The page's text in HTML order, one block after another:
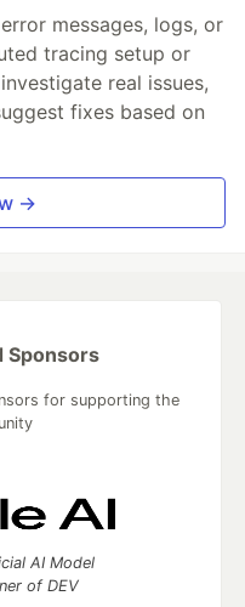
messages, logs, or
tracing setup or
real issues,
fixes based on
→
Sponsors
for supporting the
AI Model
of DEV